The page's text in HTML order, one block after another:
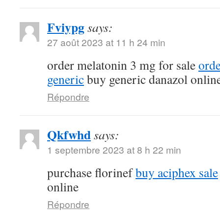
Fviypgsays:
27 août 2023 at 11 h 24 min
order melatonin 3 mg for sale
genericbuy generic danazol
Répondre
Qkfwhdsays:
1 septembre 2023 at 8 h 22 min
purchase florinefbuy aciphex sale
online
Répondre